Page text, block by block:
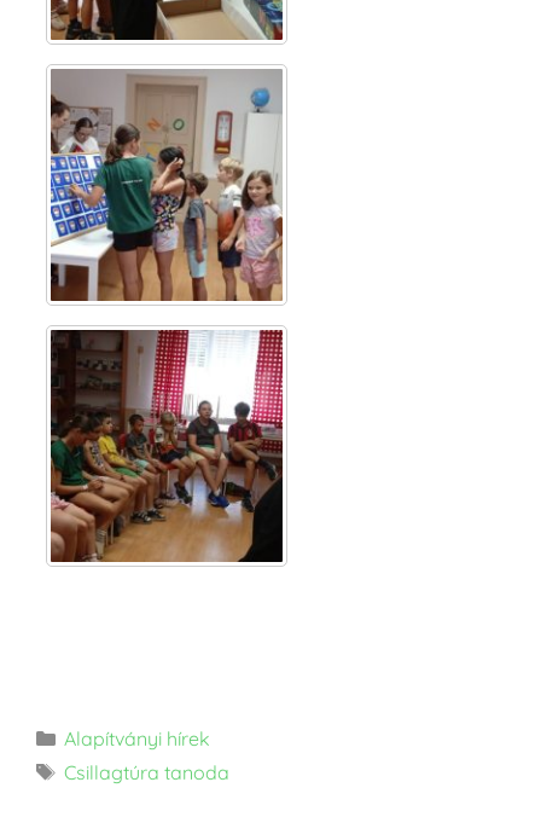
Alapítványi hírek
Csillagtúra tanoda